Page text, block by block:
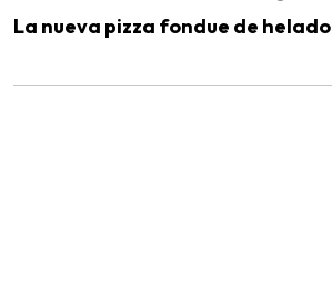
La nueva pizza fondue de helado